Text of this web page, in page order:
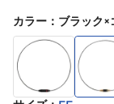
カラー ： ブラック×